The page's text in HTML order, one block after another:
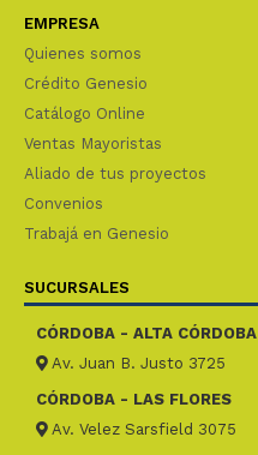
EMPRESA
Quienes somos
Crédito Genesio
Catálogo Online
Ventas Mayoristas
Aliado de tus proyectos
Convenios
Trabajá en Genesio
SUCURSALES
CÓRDOBA - ALTA CÓRDOBA
Av. Juan B. Justo 3725
CÓRDOBA - LAS FLORES
Av. Velez Sarsfield 3075